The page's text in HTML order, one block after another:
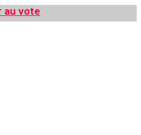
au vote